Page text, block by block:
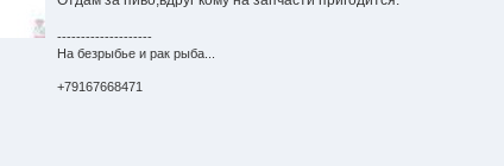
--------------------
На безрыбье и рак рыба...
+79167668471